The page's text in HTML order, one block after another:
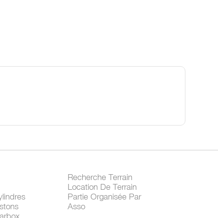
Recherche Terrain
Location De Terrain
Partie Organisée Par
Asso